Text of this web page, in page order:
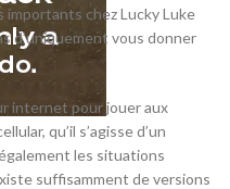
chez Lucky Luke
d’uniquement vous donner
internet pour jouer aux
qu’il s’agisse d’un
les situations
suffisamment de versions